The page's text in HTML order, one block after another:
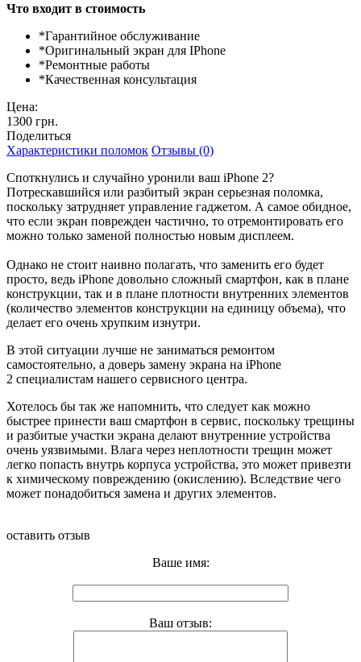
Что входит в стоимость
*Гарантийное обслуживание
*Оригинальный экран для IPhone
*Ремонтные работы
*Качественная консультация
Цена:
1300 грн.
Поделиться
Характеристики поломок Отзывы (0)
Споткнулись и случайно уронили ваш iPhone 2?
Потрескавшийся или разбитый экран серьезная поломка,
поскольку затрудняет управление гаджетом. А самое обидное,
что если экран поврежден частично, то отремонтировать его
можно только заменой полностью новым дисплеем.
Однако не стоит наивно полагать, что заменить его будет
просто, ведь iPhone довольно сложный смартфон, как в плане
конструкции, так и в плане плотности внутренних элементов
(количество элементов конструкции на единицу объема), что
делает его очень хрупким изнутри.
В этой ситуации лучше не заниматься ремонтом
самостоятельно, а доверь замену экрана на iPhone
2 специалистам нашего сервисного центра.
Хотелось бы так же напомнить, что следует как можно
быстрее принести ваш смартфон в сервис, поскольку трещины
и разбитые участки экрана делают внутренние устройства
очень уязвимыми. Влага через неплотности трещин может
легко попасть внутрь корпуса устройства, это может привезти
к химическому повреждению (окислению). Вследствие чего
может понадобиться замена и других элементов.
оставить отзыв
Ваше имя:
Ваш отзыв: